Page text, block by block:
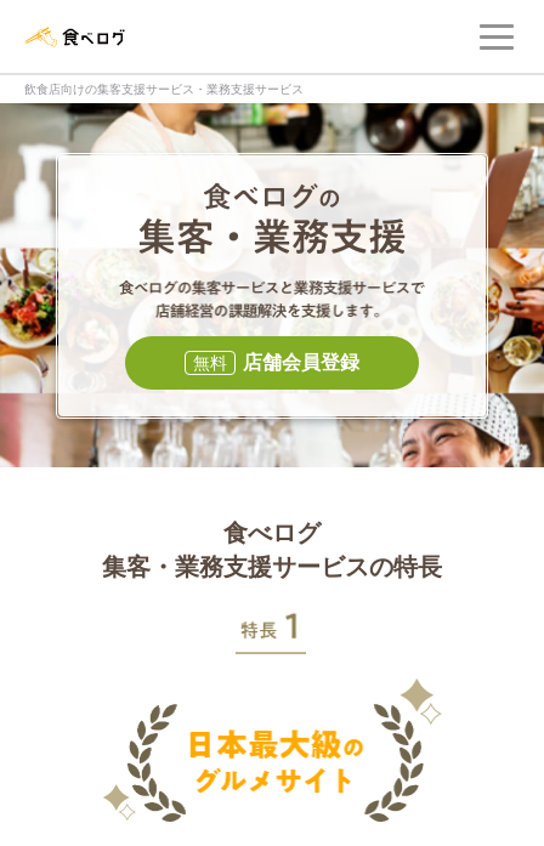
飲食店向けの集客支援サービス・業務支援サービス
食べログの集客
食べログの集
無料 店舗会員登録
食べログ
集客・業務支援サービスの特長